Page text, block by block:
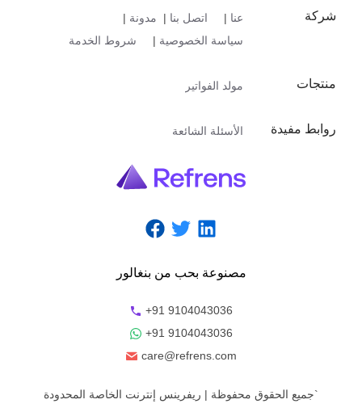
شركة عنا | اتصل بنا | مدونة |
سياسة الخصوصية | شروط الخدمة
منتجات مولد الفواتير
روابط مفيدة الأسئلة الشائعة
مصنوعة بحب من بنغالور
+91 9104043036
+91 9104043036
care@refrens.com
ريفرينس إنترنت الخاصة المحدودة | جميع الحقوق محفوظة`